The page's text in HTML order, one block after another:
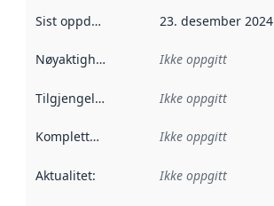
Sist oppdatert 23. desember 2024
Nøyaktighet Ikke oppgitt
Tilgjengelighet Ikke oppgitt
Kompletthet Ikke oppgitt
Aktualitet: Ikke oppgitt